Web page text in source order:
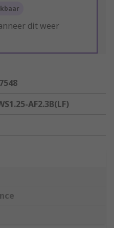
dit weer
AF2.3B(LF)